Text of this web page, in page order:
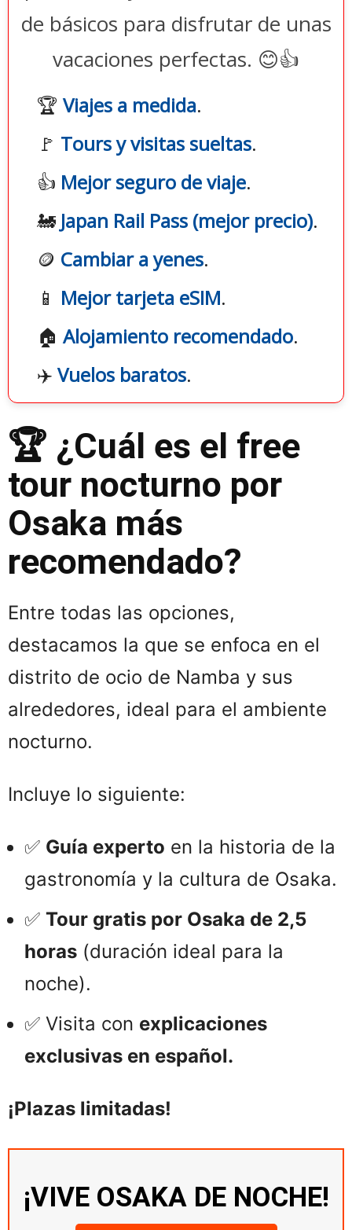
de básicos para disfrutar de unas
vacaciones perfectas. 😊👍
🏆 Viajes a medida.
🚩 Tours y visitas sueltas.
👍 Mejor seguro de viaje.
🚂 Japan Rail Pass (mejor precio).
🪙 Cambiar a yenes.
📱 Mejor tarjeta eSIM.
🏠 Alojamiento recomendado.
✈️ Vuelos baratos.
🏆 ¿Cuál es el free
tour nocturno por
Osaka más
recomendado?
Entre todas las opciones,
destacamos la que se enfoca en el
distrito de ocio de Namba y sus
alrededores, ideal para el ambiente
nocturno.
Incluye lo siguiente:
✅ Guía experto en la historia de la
gastronomía y la cultura de Osaka.
✅ Tour gratis por Osaka de 2,5
horas (duración ideal para la
noche).
✅ Visita con explicaciones
exclusivas en español.
¡Plazas limitadas!
¡VIVE OSAKA DE NOCHE!